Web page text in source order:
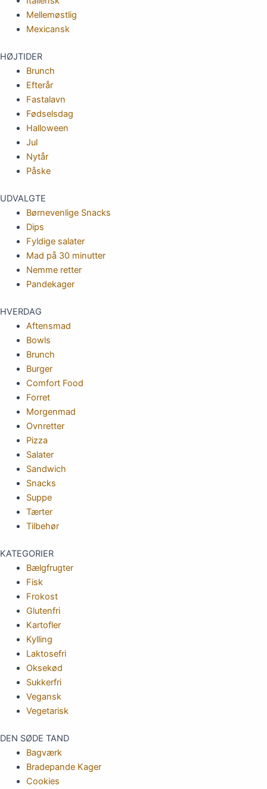
Mellemøstlig
Mexicansk
HØJTIDER
Brunch
Efterår
Fastalavn
Fødselsdag
Halloween
Jul
Nytår
Påske
UDVALGTE
Børnevenlige Snacks
Dips
Fyldige salater
Mad på 30 minutter
Nemme retter
Pandekager
HVERDAG
Aftensmad
Bowls
Brunch
Burger
Comfort Food
Forret
Morgenmad
Ovnretter
Pizza
Salater
Sandwich
Snacks
Suppe
Tærter
Tilbehør
KATEGORIER
Bælgfrugter
Fisk
Frokost
Glutenfri
Kartofler
Kylling
Laktosefri
Oksekød
Sukkerfri
Vegansk
Vegetarisk
DEN SØDE TAND
Bagværk
Bradepande Kager
Cookies